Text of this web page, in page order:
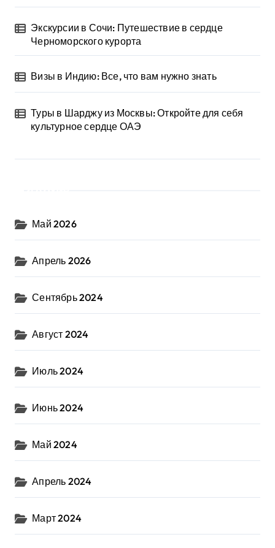
Экскурсии в Сочи: Путешествие в сердце
Черноморского курорта
Визы в Индию: Все, что вам нужно знать
Туры в Шарджу из Москвы: Откройте для себя
культурное сердце ОАЭ
Май 2026
Апрель 2026
Сентябрь 2024
Август 2024
Июль 2024
Июнь 2024
Май 2024
Апрель 2024
Март 2024